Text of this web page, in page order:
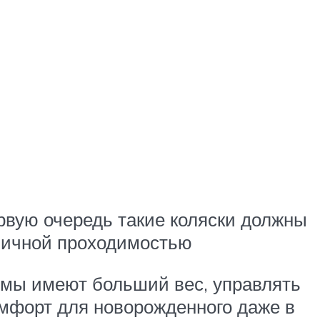
очередь такие коляски должны
проходимостью
имеют больший вес, управлять
для новорожденного даже в